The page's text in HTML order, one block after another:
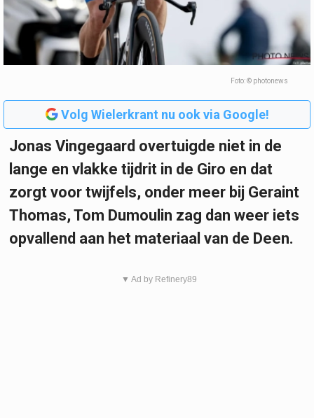
Foto: © photonews
Volg Wielerkrant nu ook via Google!
Jonas Vingegaard overtuigde niet in de
lange en vlakke tijdrit in de Giro en dat
zorgt voor twijfels, onder meer bij Geraint
Thomas, Tom Dumoulin zag dan weer iets
opvallend aan het materiaal van de Deen.
▼ Ad by Refinery89